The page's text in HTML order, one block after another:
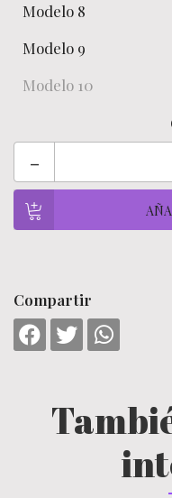
Modelo 8
Modelo 9
Modelo 10
-
Compartir